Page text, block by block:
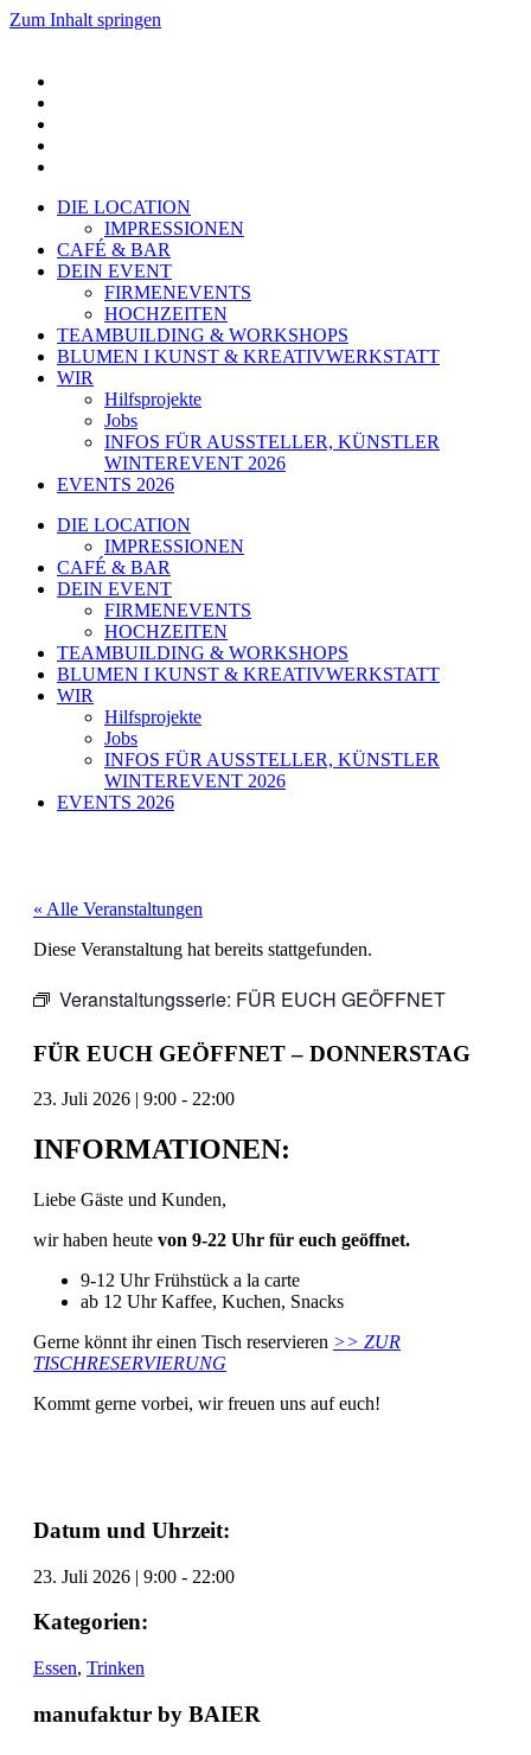
Zum Inhalt springen
DIE LOCATION
IMPRESSIONEN
CAFÉ & BAR
DEIN EVENT
FIRMENEVENTS
HOCHZEITEN
TEAMBUILDING & WORKSHOPS
BLUMEN I KUNST & KREATIVWERKSTATT
WIR
Hilfsprojekte
Jobs
INFOS FÜR AUSSTELLER, KÜNSTLER
WINTEREVENT 2026
EVENTS 2026
DIE LOCATION
IMPRESSIONEN
CAFÉ & BAR
DEIN EVENT
FIRMENEVENTS
HOCHZEITEN
TEAMBUILDING & WORKSHOPS
BLUMEN I KUNST & KREATIVWERKSTATT
WIR
Hilfsprojekte
Jobs
INFOS FÜR AUSSTELLER, KÜNSTLER
WINTEREVENT 2026
EVENTS 2026
« Alle Veranstaltungen
Diese Veranstaltung hat bereits stattgefunden.
Veranstaltungsserie: FÜR EUCH GEÖFFNET
FÜR EUCH GEÖFFNET – DONNERSTAG
23. Juli 2026 | 9:00 - 22:00
INFORMATIONEN:
Liebe Gäste und Kunden,
wir haben heute von 9-22 Uhr für euch geöffnet.
9-12 Uhr Frühstück a la carte
ab 12 Uhr Kaffee, Kuchen, Snacks
Gerne könnt ihr einen Tisch reservieren >> ZUR
TISCHRESERVIERUNG
Kommt gerne vorbei, wir freuen uns auf euch!
Datum und Uhrzeit:
23. Juli 2026 | 9:00 - 22:00
Kategorien:
Essen, Trinken
manufaktur by BAIER